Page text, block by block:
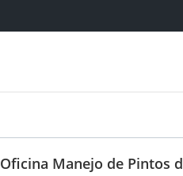
Oficina Manejo de Pintos